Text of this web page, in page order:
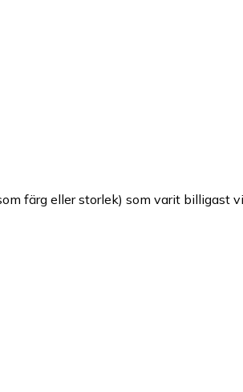
färg eller storlek) som varit billigast